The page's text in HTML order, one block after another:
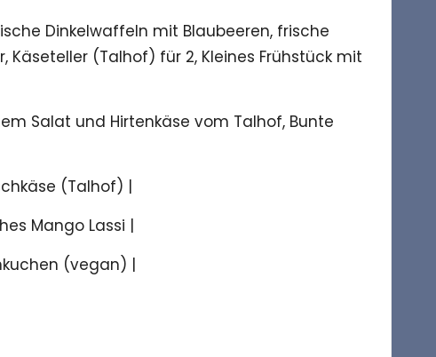
Dinkelwaffeln mit Blaubeeren, frische
Käseteller (Talhof) für 2, Kleines Frühstück mit
Salat und Hirtenkäse vom Talhof, Bunte
(Talhof) |
Mango Lassi |
(vegan) |